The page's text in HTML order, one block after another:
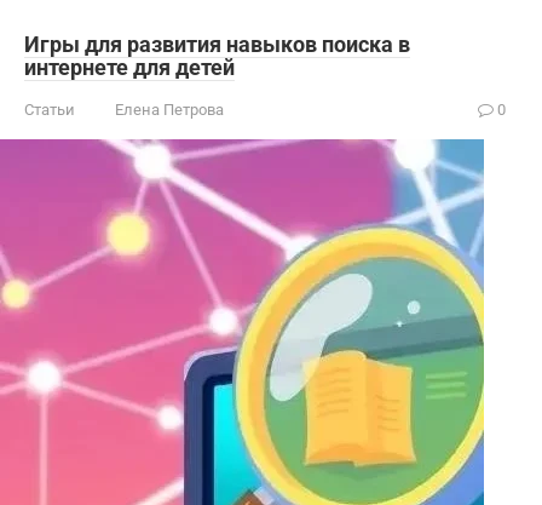
Игры для развития навыков поиска в
интернете для детей
Статьи Елена Петрова 0